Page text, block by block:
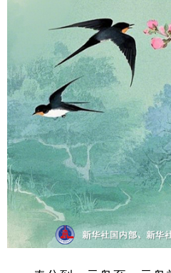
Русский язык
Deutsch Português